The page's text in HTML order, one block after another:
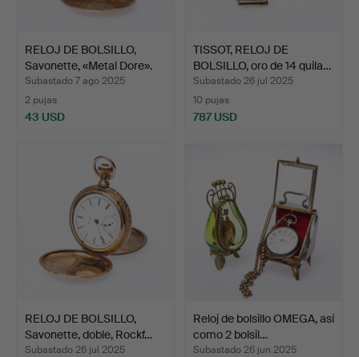
RELOJ DE BOLSILLO,
Savonette, «Metal Dore».
Subastado 7 ago 2025
2 pujas
43 USD
TISSOT, RELOJ DE
BOLSILLO, oro de 14 quila…
Subastado 26 jul 2025
10 pujas
787 USD
RELOJ DE BOLSILLO,
Savonette, doble, Rockf…
Subastado 26 jul 2025
Reloj de bolsillo OMEGA, así
como 2 bolsil…
Subastado 26 jun 2025